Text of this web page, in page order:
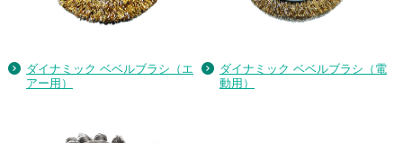
ダイナミック ベベルブラシ（エ
アー用）
ダイナミック ベベルブラシ（電
動用）